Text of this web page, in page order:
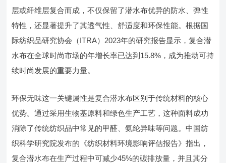
层或纤维层复合而成，不仅保留了潜水布优异的防水、弹性
特性，还显著提升了其透气性、舒适度和环保性能。根据国
际纺织品研究协会（ITRA）2023年的研究报告显示，复合潜
水布在全球时尚市场的年增长率已达到15.8%，成为推动可持
续时尚发展的重要力量。
环保无味这一关键属性是复合潜水布区别于传统材料的核心
优势。通过采用生物基原料和绿色生产工艺，这种面料成功
消除了传统纺织品中常见的甲醛、氨纶异味等问题。中国纺
织科学研究院发布的《纺织材料环境影响评估报告》指出，
复合潜水布在生产过程中可减少45%的碳排放量，并且其分